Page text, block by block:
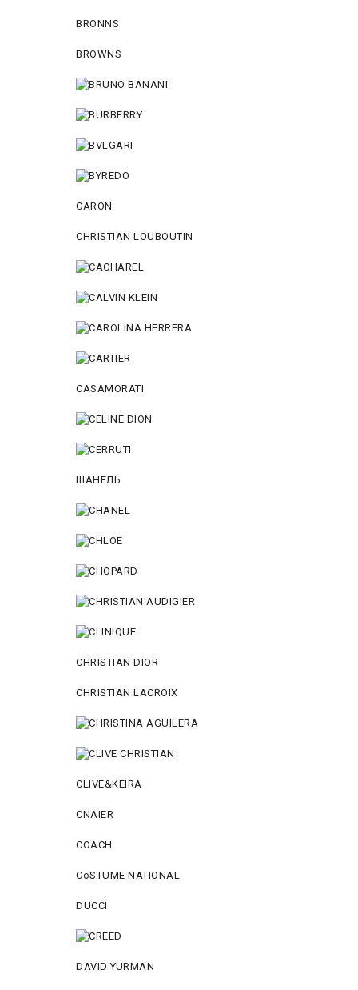
BRONNS
BROWNS
CARON
CHRISTIAN LOUBOUTIN
CASAMORATI
ШАНЕЛЬ
CHRISTIAN DIOR
CHRISTIAN LACROIX
CLIVE&KEIRA
CNAIER
COACH
CoSTUME NATIONAL
DUCCI
DAVID YURMAN